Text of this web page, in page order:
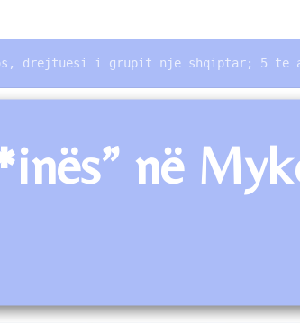
drejtuesi i grupit një shqiptar; 5 të
në